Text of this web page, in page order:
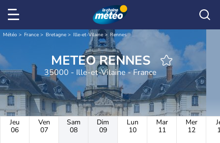
Météo France Bretagne Ille-et-Vilaine Rennes
METEO RENNES
35000 - Ille-et-Vilaine - France
Jeu
06
Ven
07
Sam
08
Dim
09
Lun
10
Mar
11
Mer
12